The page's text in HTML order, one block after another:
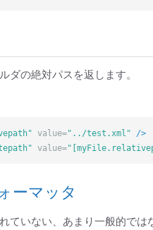
ダの絶対パスを返します。
value="../test.xml"
/>
value=
ーマッタ
ていない、あまり一般的では